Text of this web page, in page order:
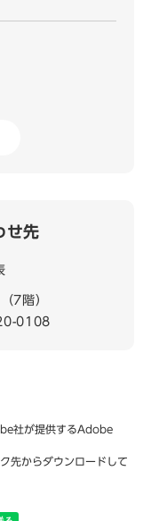
せ先
7階）
0108
社が提供するAdobe
先からダウンロードして